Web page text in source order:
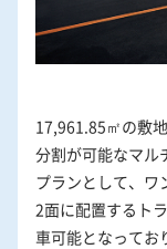
17,961.85㎡の敷
分割が可能なマル
プランとして、ワ
2面に配置するト
車可能となってお